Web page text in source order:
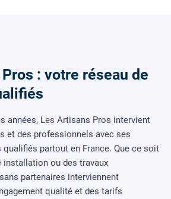
: votre réseau de
années, Les Artisans Pros intervient
et des professionnels avec ses
partout en France. Que ce soit
installation ou des travaux
partenaires interviennent
qualité et des tarifs